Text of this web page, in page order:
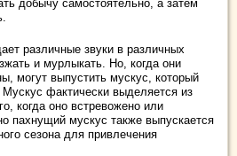
добычу самостоятельно, а затем
различные звуки в различных
и мурлыкать. Но, когда они
могут выпустить мускус, который
фактически выделяется из
когда оно встревожено или
пахнущий мускус также выпускается
сезона для привлечения